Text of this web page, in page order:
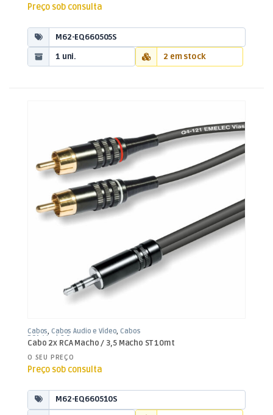
Preço sob consulta
M62-EQ660505S
1 uni.
2 em stock
Cabos,Cabos Áudio e Vídeo,Cabos
RCA / Jack 3,5mm
Cabo 2x RCA Macho / 3,5 Macho ST 10mt
O SEU PREÇO
Preço sob consulta
M62-EQ660510S